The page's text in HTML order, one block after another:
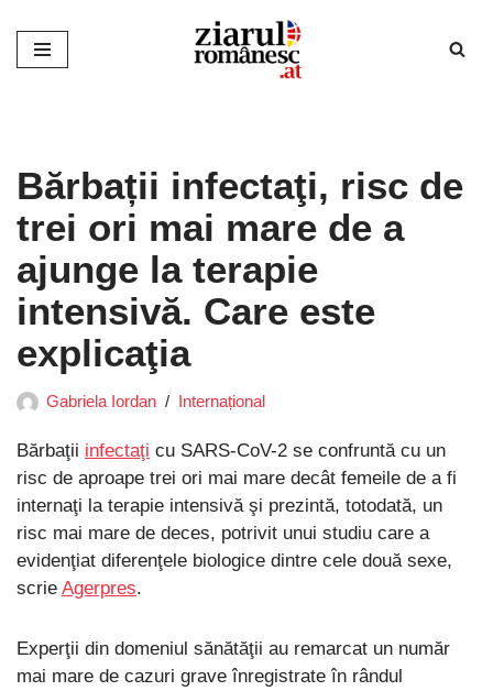
Sari
Bărbații infectaţi, risc de
trei ori mai mare de a
ajunge la terapie
intensivă. Care este
explicaţia
Gabriela Iordan Internațional
Bărbaţii infectaţi cu SARS-CoV-2 se confruntă cu un
risc de aproape trei ori mai mare decât femeile de a fi
internaţi la terapie intensivă şi prezintă, totodată, un
risc mai mare de deces, potrivit unui studiu care a
evidenţiat diferenţele biologice dintre cele două sexe,
scrie Agerpres.
Experţii din domeniul sănătăţii au remarcat un număr
mai mare de cazuri grave înregistrate în rândul